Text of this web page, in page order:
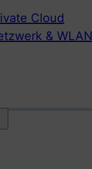
Cloud
& WLAN